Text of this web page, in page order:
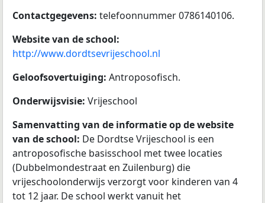
Contactgegevens: telefoonnummer 0786140106.
Website van de school:
http://www.dordtsevrijeschool.nl
Geloofsovertuiging: Antroposofisch.
Onderwijsvisie: Vrijeschool
Samenvatting van de informatie op de website
van de school: De Dordtse Vrijeschool is een
antroposofische basisschool met twee locaties
(Dubbelmondestraat en Zuilenburg) die
vrijeschoolonderwijs verzorgt voor kinderen van 4
tot 12 jaar. De school werkt vanuit het